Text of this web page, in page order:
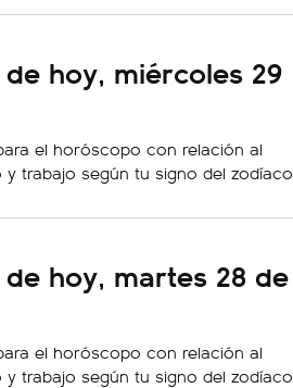
hoy, miércoles 29
el horóscopo con relación al
y trabajo según tu signo del zodíaco.
hoy, martes 28 de
el horóscopo con relación al
y trabajo según tu signo del zodíaco.